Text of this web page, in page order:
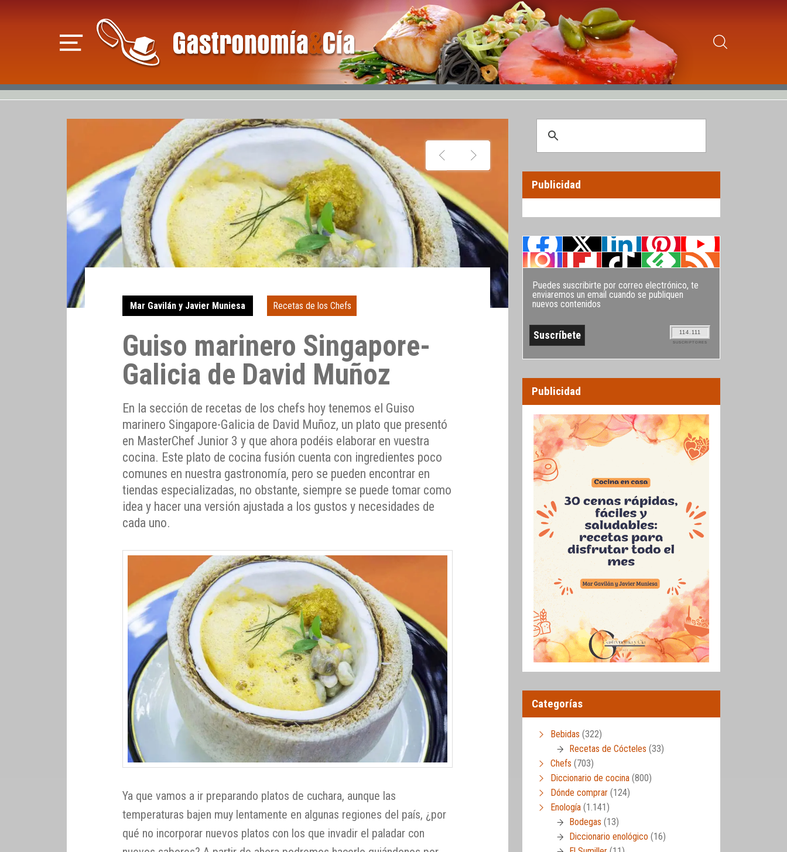
Mar Gavilán y Javier Muniesa Recetas de los Chefs
Guiso marinero Singapore-
Galicia de David Muñoz
En la sección de recetas de los chefs hoy tenemos el Guiso
marinero Singapore-Galicia de David Muñoz, un plato que presentó
en MasterChef Junior 3 y que ahora podéis elaborar en vuestra
cocina. Este plato de cocina fusión cuenta con ingredientes poco
comunes en nuestra gastronomía, pero se pueden encontrar en
tiendas especializadas, no obstante, siempre se puede tomar como
idea y hacer una versión ajustada a los gustos y necesidades de
cada uno.
Ya que vamos a ir preparando platos de cuchara, aunque las
temperaturas bajen muy lentamente en algunas regiones del país, ¿por
qué no incorporar nuevos platos con los que invadir el paladar con
Publicidad
Puedes suscribirte por correo electrónico, te
enviaremos un email cuando se publiquen
nuevos contenidos
114.111
SUSCRIPTORES
Publicidad
Categorías
Bebidas (322)
Recetas de Cócteles (33)
Chefs (703)
Diccionario de cocina (800)
Dónde comprar (124)
Enología (1.141)
Bodegas (13)
Diccionario enológico (16)